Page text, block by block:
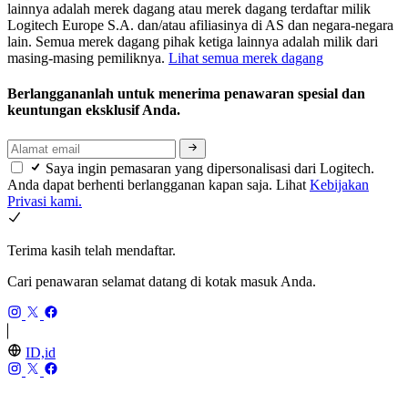
lainnya adalah merek dagang atau merek dagang terdaftar milik
Logitech Europe S.A. dan/atau afiliasinya di AS dan negara-negara
lain. Semua merek dagang pihak ketiga lainnya adalah milik dari
masing-masing pemiliknya. Lihat semua merek dagang
Berlanggananlah untuk menerima penawaran spesial dan
keuntungan eksklusif Anda.
Saya ingin pemasaran yang dipersonalisasi dari Logitech.
Anda dapat berhenti berlangganan kapan saja. Lihat Kebijakan
Privasi kami.
Terima kasih telah mendaftar.
Cari penawaran selamat datang di kotak masuk Anda.
ID,id